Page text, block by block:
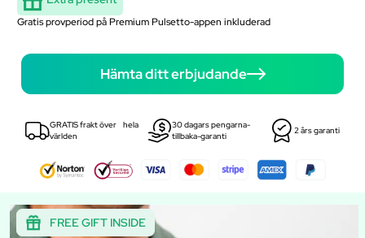
Gratis provperiod på Premium Pulsetto-appen inkluderad
Hämta ditt erbjudande
GRATIS frakt över hela
världen
30 dagars pengarna-
tillbaka-garanti
2 års garanti
FREE GIFT INSIDE